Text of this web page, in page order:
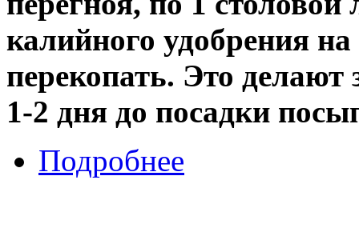
калийного удобрения
перекопать. Это делают
1-2 дня до посадки
Подробнее